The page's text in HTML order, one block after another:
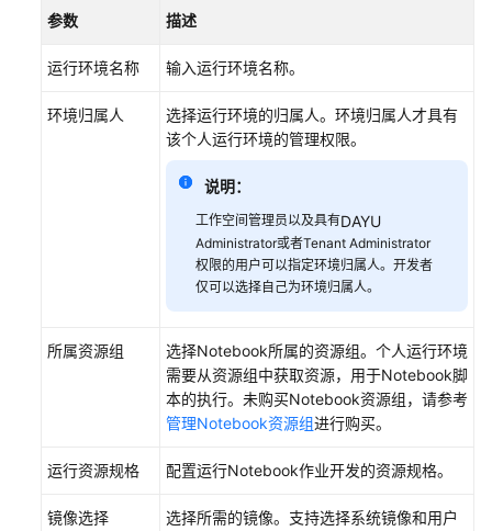
参
管
参数 描述
运行环境名称 输入运行环境名称。
环境归属人
选择运行环境的归属人。环境归属人才具有
该个人运行环境的管理权限。
说明：
工作空间管理员以及具有DAYU
Administrator或者Tenant Administrator
权限的用户可以指定环境归属人。开发者
仅可以选择自己为环境归属人。
所属资源组
选择Notebook所属的资源组。个人运行环境
需要从资源组中获取资源，用于Notebook脚
本的执行。未购买Notebook资源组，请参考
管理Notebook资源组进行购买。
运行资源规格 配置运行Notebook作业开发的资源规格。
镜像选择 选择所需的镜像。支持选择系统镜像和用户